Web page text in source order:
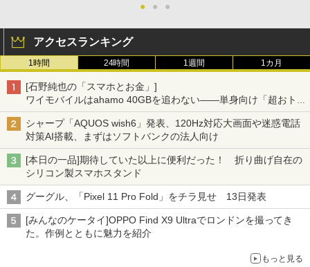
● ● ●
アクセスランキング
1時間 24時間 1週間 1カ月
[石野純也の「スマホとお金」]
ワイモバイルはahamo 40GBを追わない――単身向け「超おトク
割」の安さと1年限定の注意点
シャープ「AQUOS wish6」発表、120Hz対応大画面や迷惑電話
対策AI搭載、まずはソフトバンクの法人向け
[本日の一品]期待していた以上に便利だった！ 折り曲げ自在の
シリコン製スマホスタンド
グーグル、「Pixel 11 Pro Fold」をチラ見せ 13日発表
[みんなのケータイ]OPPO Find X9 Ultraでロンドンを撮ってき
た。作例とともに魅力を紹介
もっと見る